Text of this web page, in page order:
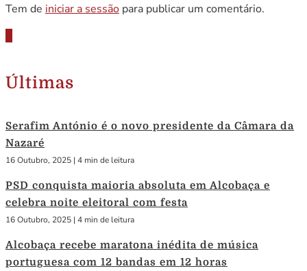
Tem de iniciar a sessão para publicar um comentário.
Últimas
Serafim António é o novo presidente da Câmara da
Nazaré
16 Outubro, 2025 | 4 min de leitura
PSD conquista maioria absoluta em Alcobaça e
celebra noite eleitoral com festa
16 Outubro, 2025 | 4 min de leitura
Alcobaça recebe maratona inédita de música
portuguesa com 12 bandas em 12 horas